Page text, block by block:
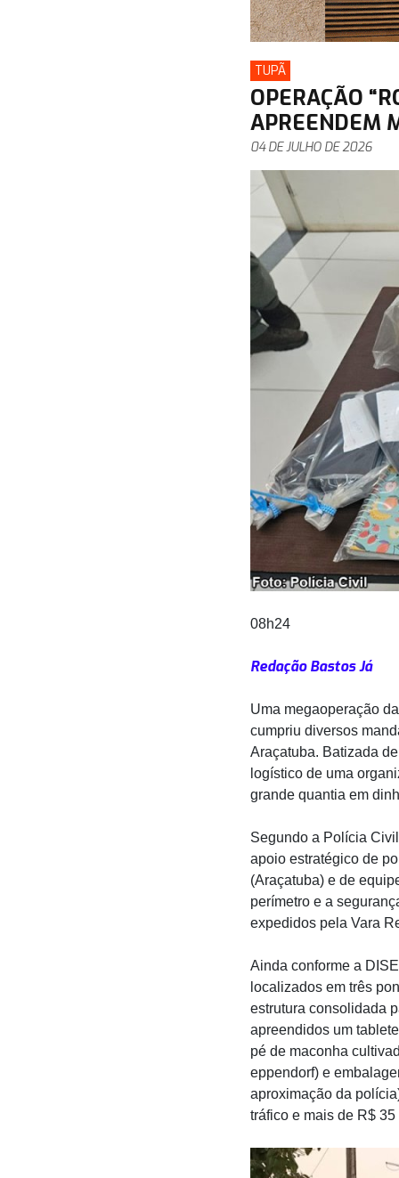
TUPÃ
OPERAÇÃO
APREENDEM
04 DE JULHO DE 2026
08h24
Redação Bastos Já
Uma megaoperação
cumpriu diversos
Araçatuba. Batizada
logístico de uma
grande quantia em
Segundo a Polícia
apoio estratégico de
(Araçatuba) e de
perímetro e a
expedidos pela Vara
Ainda conforme a
localizados em três
estrutura consolidada
apreendidos um
pé de maconha
eppendorf) e
aproximação da
tráfico e mais de R$